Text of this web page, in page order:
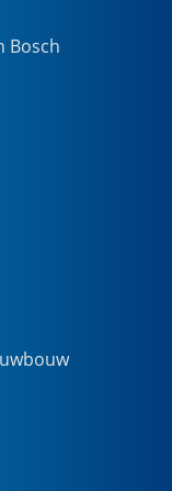
Bosch